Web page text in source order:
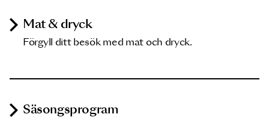
Mat & dryck
Förgyll ditt besök med mat och dryck.
Säsongsprogram